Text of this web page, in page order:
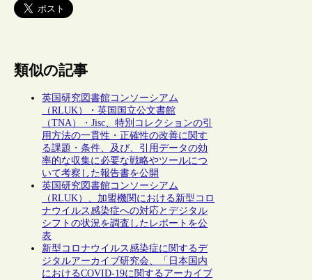
類似の記事
英国研究図書館コンソーシアム
（RLUK）・英国国立公文書館
（TNA）・Jisc、特別コレクションの引
用方法の一貫性・正確性の改善に関す
る課題・条件、及び、引用データの効
率的な収集に必要な戦略やツールにつ
いて考察した報告書を公開
英国研究図書館コンソーシアム
（RLUK）、加盟機関における新型コロ
ナウイルス感染症への対応とデジタル
シフトの状況を調査したレポートを公
表
新型コロナウイルス感染症に関するデ
ジタルアーカイブ研究会、「日本国内
におけるCOVID-19に関するアーカイブ